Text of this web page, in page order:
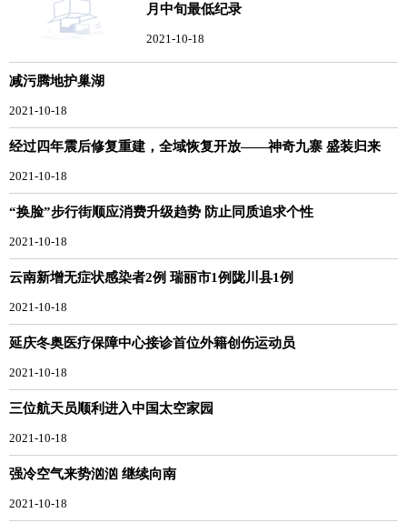
月中旬最低纪录
2021-10-18
减污腾地护巢湖
2021-10-18
经过四年震后修复重建，全域恢复开放——神奇九寨 盛装归来
2021-10-18
“换脸”步行街顺应消费升级趋势 防止同质追求个性
2021-10-18
云南新增无症状感染者2例 瑞丽市1例陇川县1例
2021-10-18
延庆冬奥医疗保障中心接诊首位外籍创伤运动员
2021-10-18
三位航天员顺利进入中国太空家园
2021-10-18
强冷空气来势汹汹 继续向南
2021-10-18